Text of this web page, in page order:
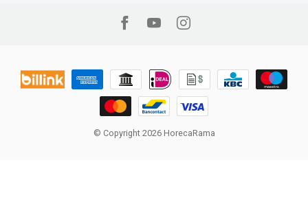
© Copyright 2026 HorecaRama